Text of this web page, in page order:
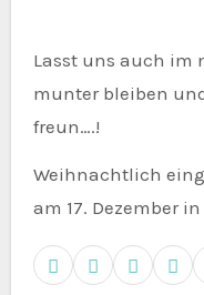
Lasst uns auch im
munter bleiben
freun….!
Weihnachtlich
am 17. Dezember